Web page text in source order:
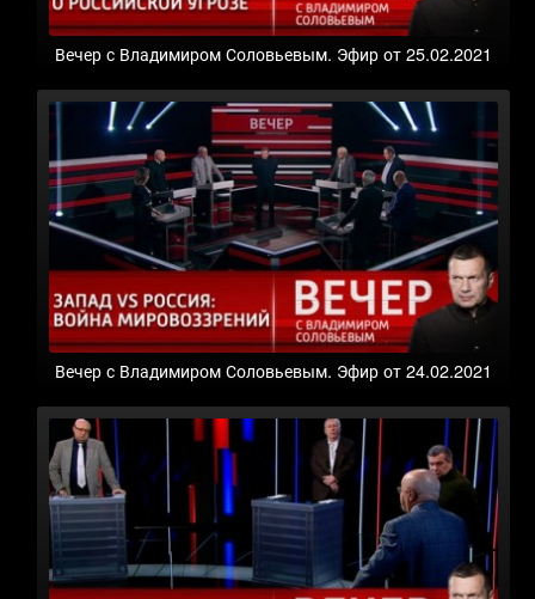
Вечер с Владимиром Соловьевым. Эфир от 25.02.2021
Вечер с Владимиром Соловьевым. Эфир от 24.02.2021